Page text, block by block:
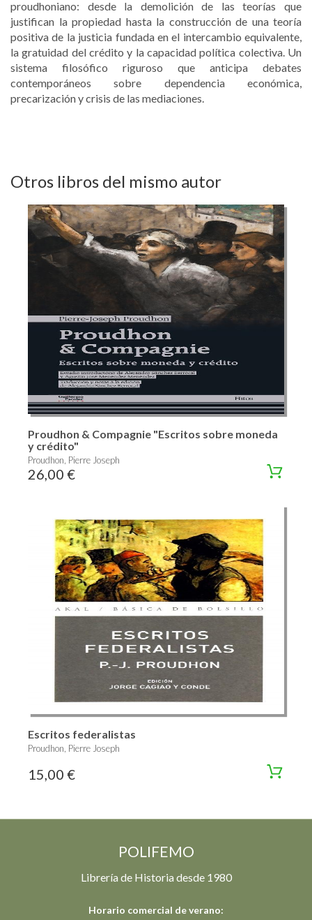
proudhoniano: desde la demolición de las teorías que
justifican la propiedad hasta la construcción de una teoría
positiva de la justicia fundada en el intercambio equivalente,
la gratuidad del crédito y la capacidad política colectiva. Un
sistema filosófico riguroso que anticipa debates
contemporáneos sobre dependencia económica,
precarización y crisis de las mediaciones.
Otros libros del mismo autor
Proudhon & Compagnie "Escritos sobre moneda
y crédito"
Proudhon, Pierre Joseph
26,00 €
Escritos federalistas
Proudhon, Pierre Joseph
15,00 €
POLIFEMO
Librería de Historia desde 1980
Horario comercial de verano: